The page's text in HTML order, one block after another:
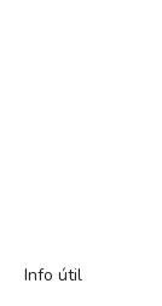
Info útil